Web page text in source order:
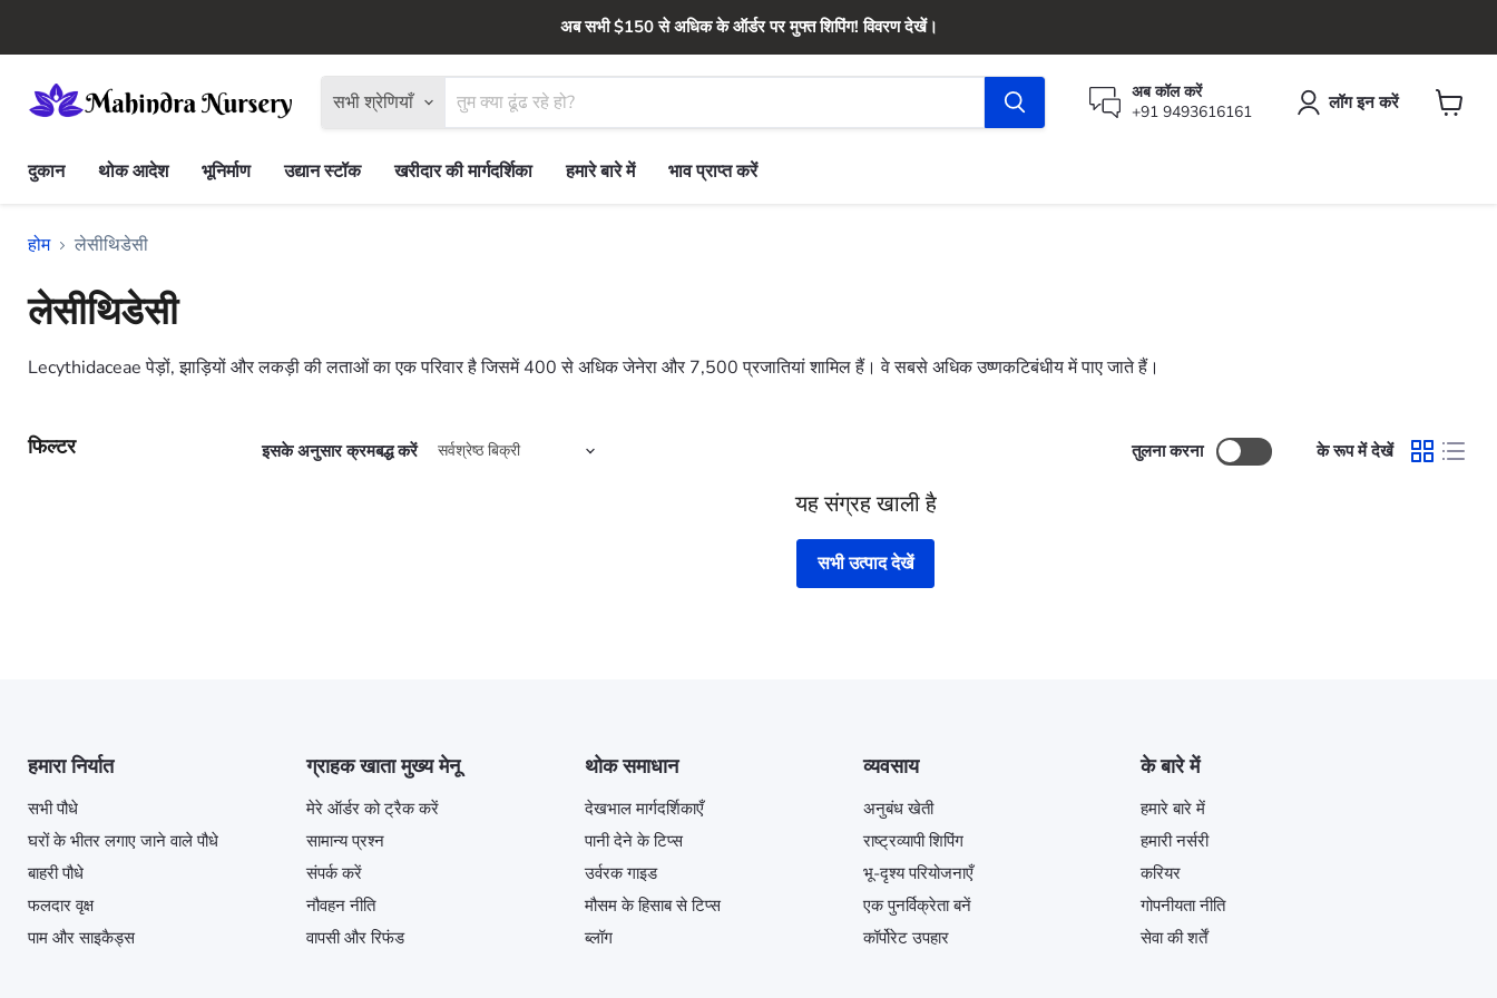
अब सभी $150 से अधिक के ऑर्डर पर मुफ्त शिपिंग! विवरण देखें।
सभी श्रेणियाँ
अब कॉल करें
+91 9493616161
लॉग इन करें
दुकान
थोक आदेश भूनिर्माण उद्यान स्टॉक खरीदार की मार्गदर्शिका हमारे बारे में भाव प्राप्त करें
होम लेसीथिडेसी
लेसीथिडेसी
Lecythidaceae पेड़ों, झाड़ियों और लकड़ी की लताओं का एक परिवार है जिसमें 400 से अधिक जेनेरा और 7,500 प्रजातियां शामिल हैं। वे सबसे अधिक उष्णकटिबंधीय में पाए जाते हैं।
फिल्टर इसके अनुसार क्रमबद्ध करें तुलना करना के रूप में देखें
यह संग्रह खाली है
सभी उत्पाद देखें
हमारा निर्यात
सभी पौधे
घरों के भीतर लगाए जाने वाले पौधे
बाहरी पौधे
फलदार वृक्ष
पाम और साइकैड्स
ग्राहक खाता मुख्य मेनू
मेरे ऑर्डर को ट्रैक करें
सामान्य प्रश्न
संपर्क करें
नौवहन नीति
वापसी और रिफंड
थोक समाधान
देखभाल मार्गदर्शिकाएँ
पानी देने के टिप्स
उर्वरक गाइड
मौसम के हिसाब से टिप्स
ब्लॉग
व्यवसाय
अनुबंध खेती
राष्ट्रव्यापी शिपिंग
भू-दृश्य परियोजनाएँ
एक पुनर्विक्रेता बनें
कॉर्पोरेट उपहार
के बारे में
हमारे बारे में
हमारी नर्सरी
करियर
गोपनीयता नीति
सेवा की शर्तें